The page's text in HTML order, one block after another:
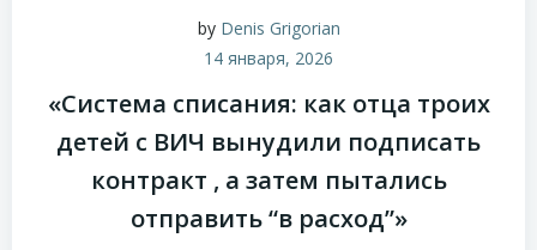
by Denis Grigorian
14 января, 2026
«Система списания: как отца троих
детей с ВИЧ вынудили подписать
контракт , а затем пытались
отправить “в расход”»